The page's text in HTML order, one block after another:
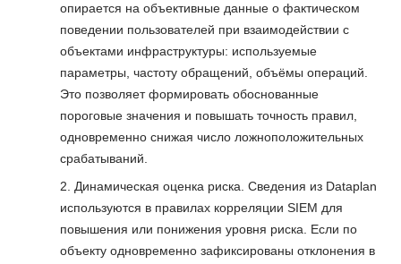
опирается на объективные данные о фактическом
поведении пользователей при взаимодействии с
объектами инфраструктуры: используемые
параметры, частоту обращений, объёмы операций.
Это позволяет формировать обоснованные
пороговые значения и повышать точность правил,
одновременно снижая число ложноположительных
срабатываний.
Динамическая оценка риска. Сведения из Dataplan
используются в правилах корреляции SIEM для
повышения или понижения уровня риска. Если по
объекту одновременно зафиксированы отклонения в